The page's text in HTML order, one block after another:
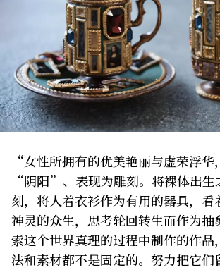
生活
关于我们
“女性所拥有的优美艳丽与虚荣浮华
“阴阳”、表现为雕刻。将裸体出生
刻，将人着衣衫作为有用的器具，看
神灵的众生，思考轮回转生而作为抽
索这个世界真理的过程中制作的作品
法和素材都不是固定的。努力把它们